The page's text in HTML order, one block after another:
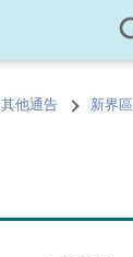
其他通告 新界區